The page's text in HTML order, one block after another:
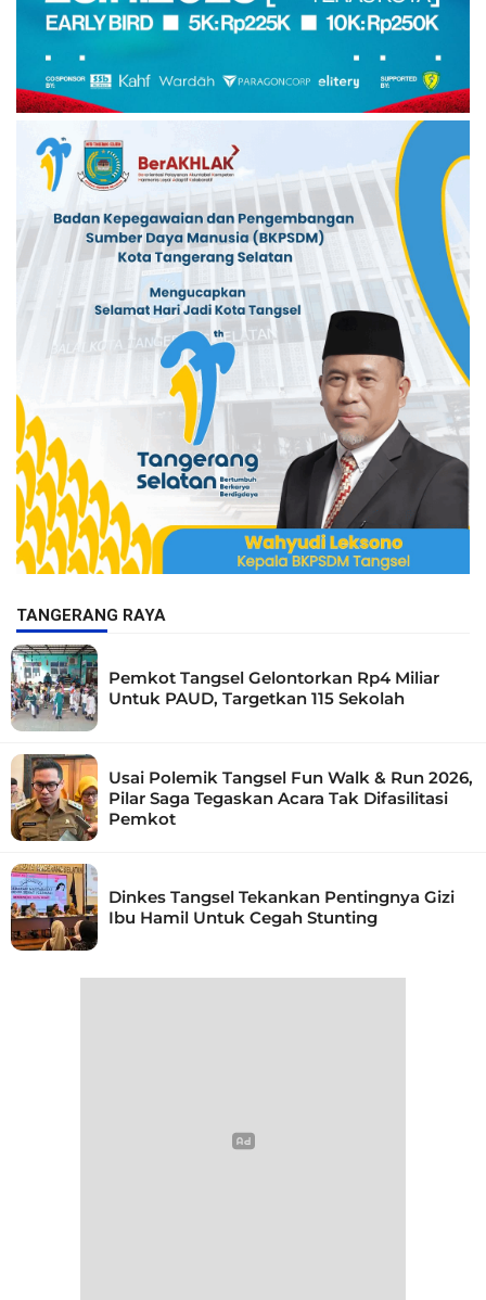
TANGERANG RAYA
Pemkot Tangsel Gelontorkan Rp4 Miliar
Untuk PAUD, Targetkan 115 Sekolah
Usai Polemik Tangsel Fun Walk & Run 2026,
Pilar Saga Tegaskan Acara Tak Difasilitasi
Pemkot
Dinkes Tangsel Tekankan Pentingnya Gizi
Ibu Hamil Untuk Cegah Stunting